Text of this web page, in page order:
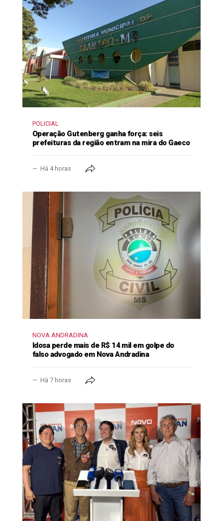
POLICIAL
Operação Gutenberg ganha força: seis
prefeituras da região entram na mira do Gaeco
Há 4 horas
NOVA ANDRADINA
Idosa perde mais de R$ 14 mil em golpe do
falso advogado em Nova Andradina
Há 7 horas